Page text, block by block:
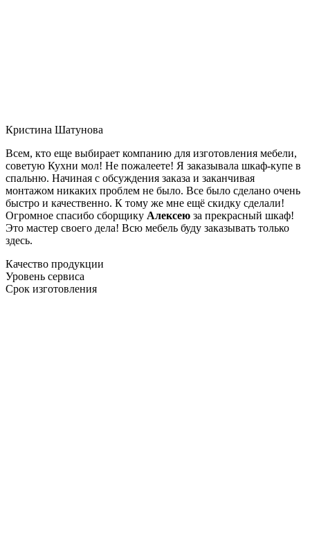
Кристина Шатунова
Всем, кто еще выбирает компанию для изготовления мебели,
советую Кухни мол! Не пожалеете! Я заказывала шкаф-купе в
спальню. Начиная с обсуждения заказа и заканчивая
монтажом никаких проблем не было. Все было сделано очень
быстро и качественно. К тому же мне ещё скидку сделали!
Огромное спасибо сборщику Алексею за прекрасный шкаф!
Это мастер своего дела! Всю мебель буду заказывать только
здесь.
Качество продукции
Уровень сервиса
Срок изготовления